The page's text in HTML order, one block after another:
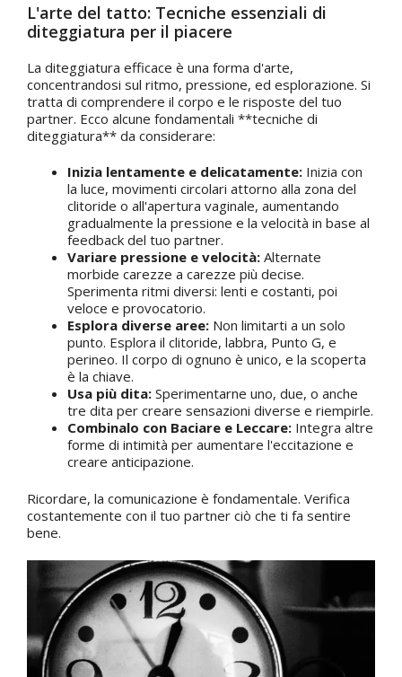
L'arte del tatto: Tecniche essenziali di
diteggiatura per il piacere
La diteggiatura efficace è una forma d'arte,
concentrandosi sul ritmo, pressione, ed esplorazione. Si
tratta di comprendere il corpo e le risposte del tuo
partner. Ecco alcune fondamentali **tecniche di
diteggiatura** da considerare:
Inizia lentamente e delicatamente: Inizia con
la luce, movimenti circolari attorno alla zona del
clitoride o all'apertura vaginale, aumentando
gradualmente la pressione e la velocità in base al
feedback del tuo partner.
Variare pressione e velocità: Alternate
morbide carezze a carezze più decise.
Sperimenta ritmi diversi: lenti e costanti, poi
veloce e provocatorio.
Esplora diverse aree: Non limitarti a un solo
punto. Esplora il clitoride, labbra, Punto G, e
perineo. Il corpo di ognuno è unico, e la scoperta
è la chiave.
Usa più dita: Sperimentarne uno, due, o anche
tre dita per creare sensazioni diverse e riempirle.
Combinalo con Baciare e Leccare: Integra altre
forme di intimità per aumentare l'eccitazione e
creare anticipazione.
Ricordare, la comunicazione è fondamentale. Verifica
costantemente con il tuo partner ciò che ti fa sentire
bene.